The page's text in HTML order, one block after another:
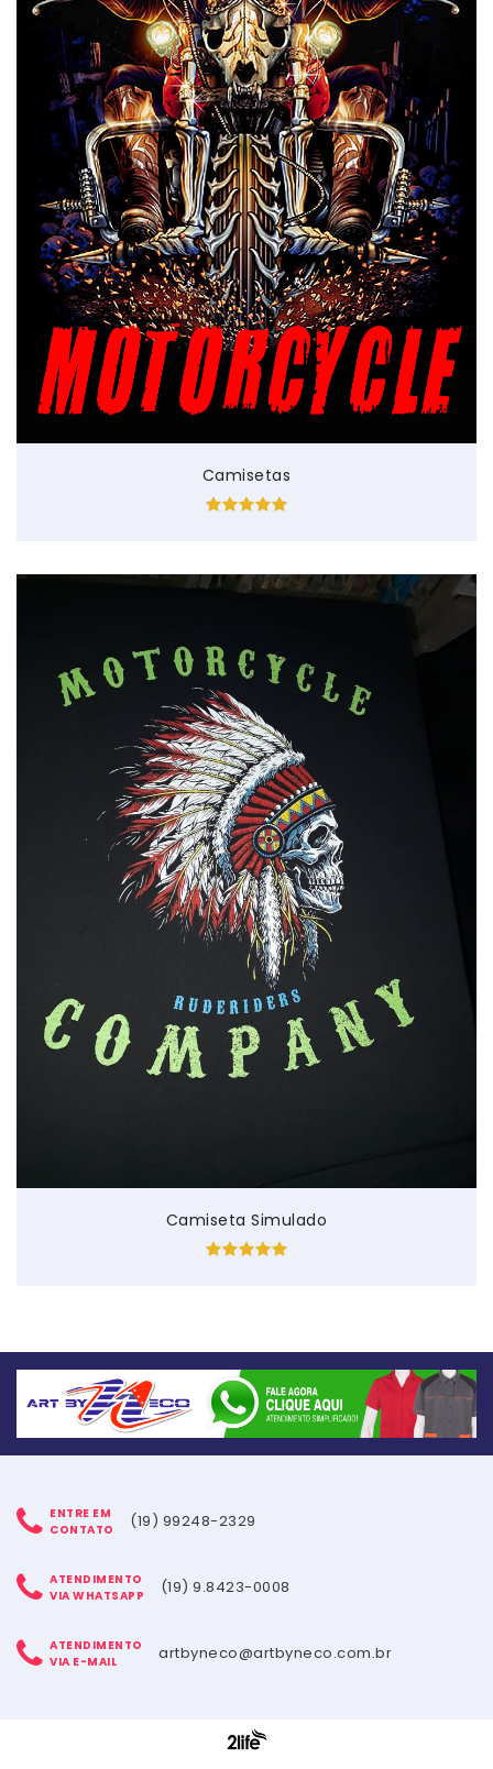
Camisetas
Camiseta Simulado
ENTRE EM
CONTATO
(19) 99248-2329
ATENDIMENTO
VIA WHATSAPP
(19) 9.8423-0008
ATENDIMENTO
VIA E-MAIL
artbyneco@artbyneco.com.br